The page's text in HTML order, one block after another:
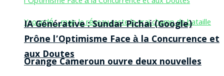
Orange Cameroun ouvre deux nouvelles
IA Générative : Sundar Pichai (Google)
Prône l’Optimisme Face à la Concurrence et
aux Doutes